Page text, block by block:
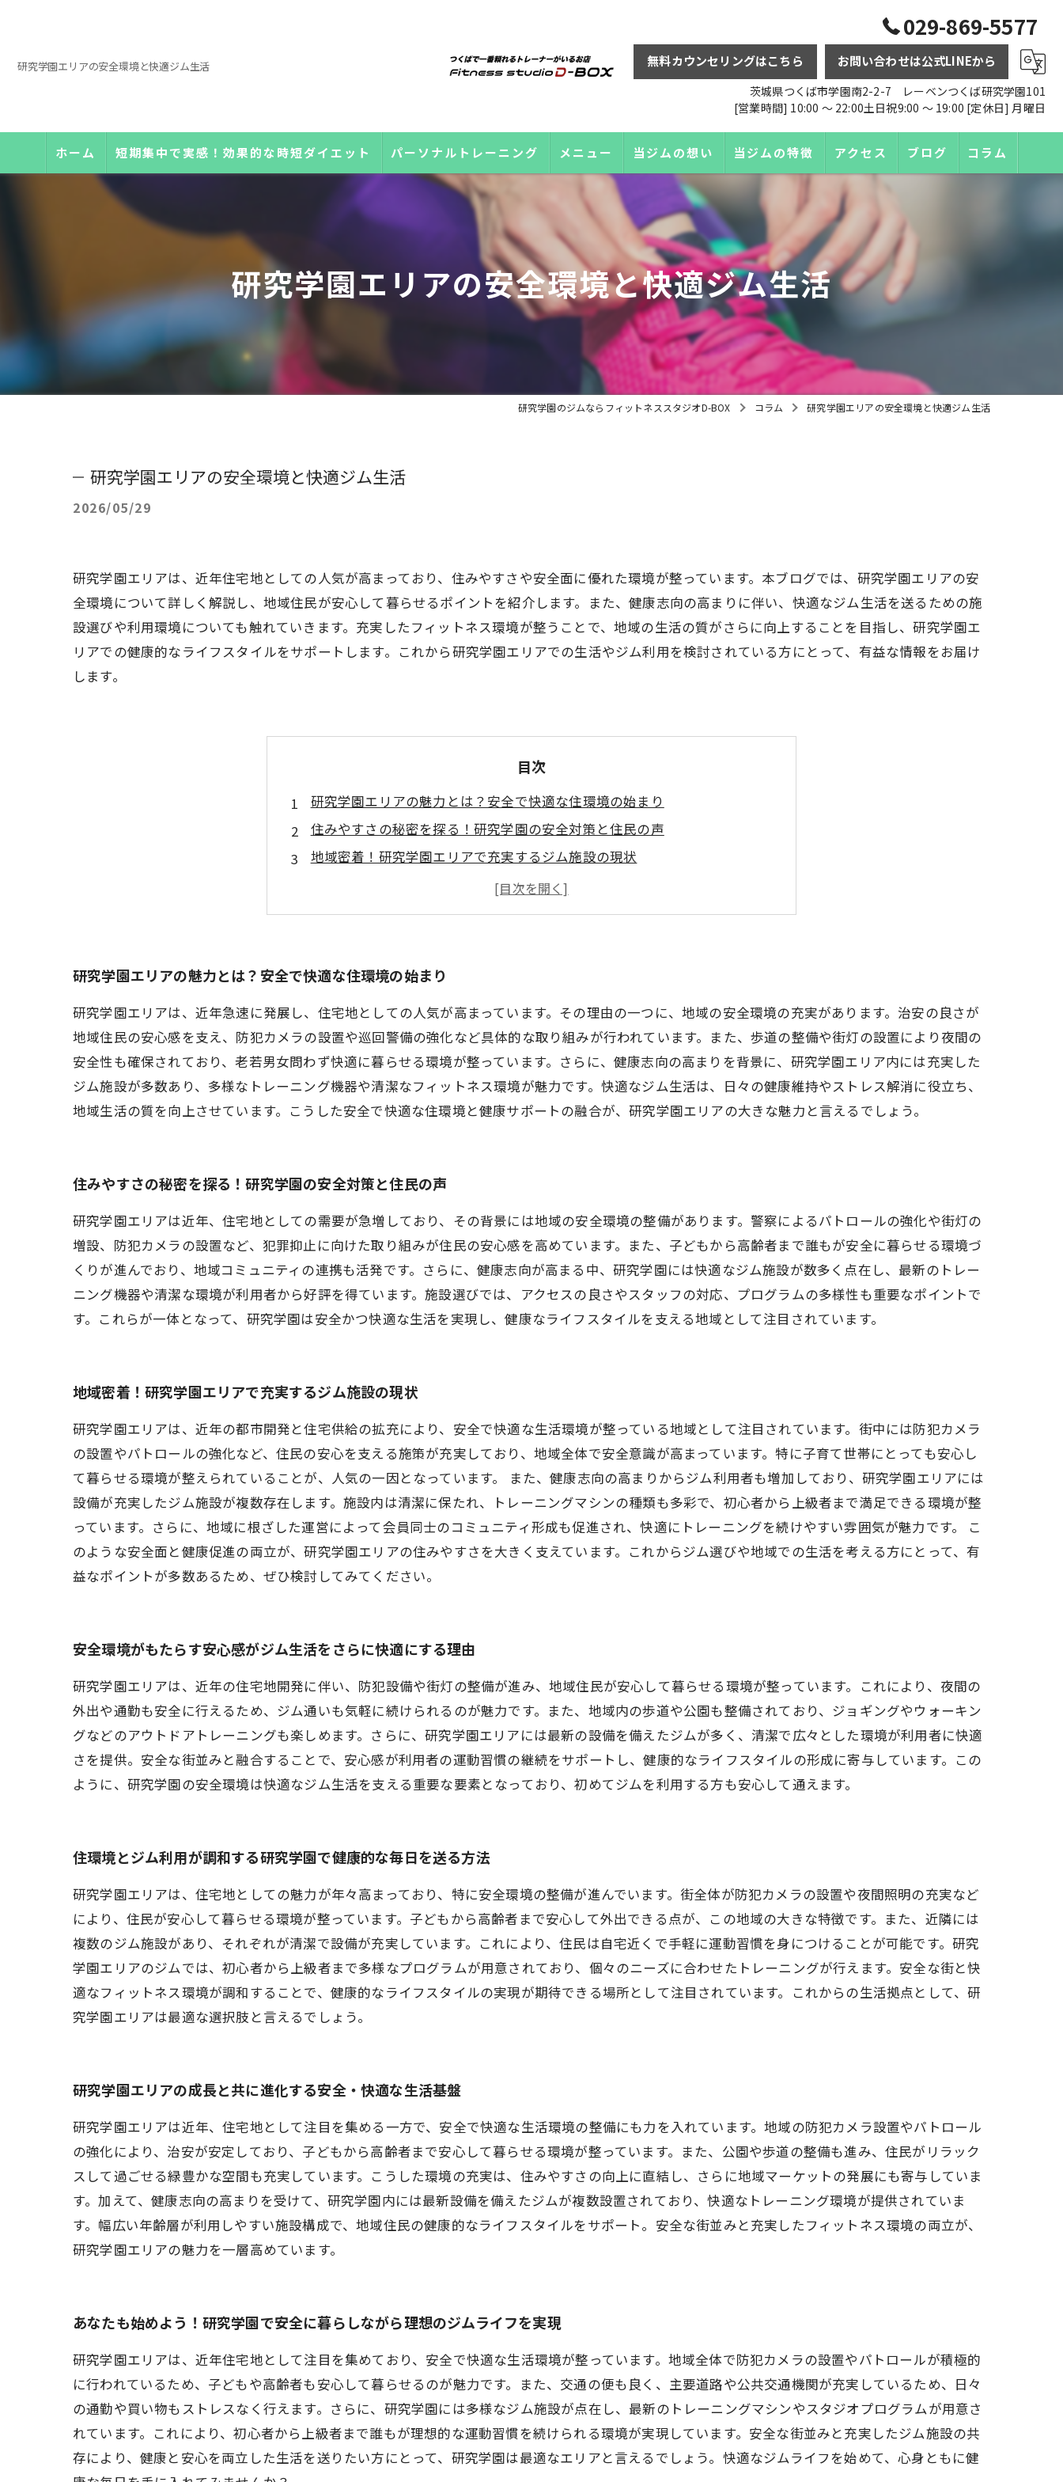
研究学園エリアの安全環境と快適ジム生活
029-869-5577
無料カウンセリングはこちら お問い合わせは公式LINEから
茨城県つくば市学園南2-2-7 レーベンつくば研究学園101
[営業時間] 10:00 〜 22:00土日祝9:00 〜 19:00 [定休日] 月曜日
ホーム 短期集中で実感！効果的な時短ダイエット パーソナルトレーニング メニュー 当ジムの想い 当ジムの特徴
ダイエット
トレーニング
パーソナル
食事
子連れ
アクセス ブログ コラム
研究学園エリアの安全環境と快適ジム生活
研究学園のジムならフィットネススタジオD-BOX コラム 研究学園エリアの安全環境と快適ジム生活
研究学園エリアの安全環境と快適ジム生活
2026/05/29
研究学園エリアは、近年住宅地としての人気が高まっており、住みやすさや安全面に優れた環境が整っています。本ブログでは、研究学園エリアの安
全環境について詳しく解説し、地域住民が安心して暮らせるポイントを紹介します。また、健康志向の高まりに伴い、快適なジム生活を送るための施
設選びや利用環境についても触れていきます。充実したフィットネス環境が整うことで、地域の生活の質がさらに向上することを目指し、研究学園エ
リアでの健康的なライフスタイルをサポートします。これから研究学園エリアでの生活やジム利用を検討されている方にとって、有益な情報をお届け
します。
目次
研究学園エリアの魅力とは？安全で快適な住環境の始まり
住みやすさの秘密を探る！研究学園の安全対策と住民の声
地域密着！研究学園エリアで充実するジム施設の現状
安全環境がもたらす安心感がジム生活をさらに快適にする理由
住環境とジム利用が調和する研究学園で健康的な毎日を送る方法
あなたも始めよう！研究学園で安全に暮らしながら理想のジムライフを実現
研究学園エリアの魅力とは？安全で快適な住環境の始まり
研究学園エリアは、近年急速に発展し、住宅地としての人気が高まっています。その理由の一つに、地域の安全環境の充実があります。治安の良さが
地域住民の安心感を支え、防犯カメラの設置や巡回警備の強化など具体的な取り組みが行われています。また、歩道の整備や街灯の設置により夜間の
安全性も確保されており、老若男女問わず快適に暮らせる環境が整っています。さらに、健康志向の高まりを背景に、研究学園エリア内には充実した
ジム施設が多数あり、多様なトレーニング機器や清潔なフィットネス環境が魅力です。快適なジム生活は、日々の健康維持やストレス解消に役立ち、
地域生活の質を向上させています。こうした安全で快適な住環境と健康サポートの融合が、研究学園エリアの大きな魅力と言えるでしょう。
住みやすさの秘密を探る！研究学園の安全対策と住民の声
研究学園エリアは近年、住宅地としての需要が急増しており、その背景には地域の安全環境の整備があります。警察によるパトロールの強化や街灯の
増設、防犯カメラの設置など、犯罪抑止に向けた取り組みが住民の安心感を高めています。また、子どもから高齢者まで誰もが安全に暮らせる環境づ
くりが進んでおり、地域コミュニティの連携も活発です。さらに、健康志向が高まる中、研究学園には快適なジム施設が数多く点在し、最新のトレー
ニング機器や清潔な環境が利用者から好評を得ています。施設選びでは、アクセスの良さやスタッフの対応、プログラムの多様性も重要なポイントで
す。これらが一体となって、研究学園は安全かつ快適な生活を実現し、健康なライフスタイルを支える地域として注目されています。
地域密着！研究学園エリアで充実するジム施設の現状
研究学園エリアは、近年の都市開発と住宅供給の拡充により、安全で快適な生活環境が整っている地域として注目されています。街中には防犯カメラ
の設置やパトロールの強化など、住民の安心を支える施策が充実しており、地域全体で安全意識が高まっています。特に子育て世帯にとっても安心し
て暮らせる環境が整えられていることが、人気の一因となっています。 また、健康志向の高まりからジム利用者も増加しており、研究学園エリアには
設備が充実したジム施設が複数存在します。施設内は清潔に保たれ、トレーニングマシンの種類も多彩で、初心者から上級者まで満足できる環境が整
っています。さらに、地域に根ざした運営によって会員同士のコミュニティ形成も促進され、快適にトレーニングを続けやすい雰囲気が魅力です。 こ
のような安全面と健康促進の両立が、研究学園エリアの住みやすさを大きく支えています。これからジム選びや地域での生活を考える方にとって、有
益なポイントが多数あるため、ぜひ検討してみてください。
安全環境がもたらす安心感がジム生活をさらに快適にする理由
研究学園エリアは、近年の住宅地開発に伴い、防犯設備や街灯の整備が進み、地域住民が安心して暮らせる環境が整っています。これにより、夜間の
外出や通勤も安全に行えるため、ジム通いも気軽に続けられるのが魅力です。また、地域内の歩道や公園も整備されており、ジョギングやウォーキン
グなどのアウトドアトレーニングも楽しめます。さらに、研究学園エリアには最新の設備を備えたジムが多く、清潔で広々とした環境が利用者に快適
さを提供。安全な街並みと融合することで、安心感が利用者の運動習慣の継続をサポートし、健康的なライフスタイルの形成に寄与しています。この
ように、研究学園の安全環境は快適なジム生活を支える重要な要素となっており、初めてジムを利用する方も安心して通えます。
住環境とジム利用が調和する研究学園で健康的な毎日を送る方法
研究学園エリアは、住宅地としての魅力が年々高まっており、特に安全環境の整備が進んでいます。街全体が防犯カメラの設置や夜間照明の充実など
により、住民が安心して暮らせる環境が整っています。子どもから高齢者まで安心して外出できる点が、この地域の大きな特徴です。また、近隣には
複数のジム施設があり、それぞれが清潔で設備が充実しています。これにより、住民は自宅近くで手軽に運動習慣を身につけることが可能です。研究
学園エリアのジムでは、初心者から上級者まで多様なプログラムが用意されており、個々のニーズに合わせたトレーニングが行えます。安全な街と快
適なフィットネス環境が調和することで、健康的なライフスタイルの実現が期待できる場所として注目されています。これからの生活拠点として、研
究学園エリアは最適な選択肢と言えるでしょう。
研究学園エリアの成長と共に進化する安全・快適な生活基盤
研究学園エリアは近年、住宅地として注目を集める一方で、安全で快適な生活環境の整備にも力を入れています。地域の防犯カメラ設置やパトロール
の強化により、治安が安定しており、子どもから高齢者まで安心して暮らせる環境が整っています。また、公園や歩道の整備も進み、住民がリラック
スして過ごせる緑豊かな空間も充実しています。こうした環境の充実は、住みやすさの向上に直結し、さらに地域マーケットの発展にも寄与していま
す。加えて、健康志向の高まりを受けて、研究学園内には最新設備を備えたジムが複数設置されており、快適なトレーニング環境が提供されていま
す。幅広い年齢層が利用しやすい施設構成で、地域住民の健康的なライフスタイルをサポート。安全な街並みと充実したフィットネス環境の両立が、
研究学園エリアの魅力を一層高めています。
あなたも始めよう！研究学園で安全に暮らしながら理想のジムライフを実現
研究学園エリアは、近年住宅地として注目を集めており、安全で快適な生活環境が整っています。地域全体で防犯カメラの設置やパトロールが積極的
に行われているため、子どもや高齢者も安心して暮らせるのが魅力です。また、交通の便も良く、主要道路や公共交通機関が充実しているため、日々
の通勤や買い物もストレスなく行えます。さらに、研究学園には多様なジム施設が点在し、最新のトレーニングマシンやスタジオプログラムが用意さ
れています。これにより、初心者から上級者まで誰もが理想的な運動習慣を続けられる環境が実現しています。安全な街並みと充実したジム施設の共
存により、健康と安心を両立した生活を送りたい方にとって、研究学園は最適なエリアと言えるでしょう。快適なジムライフを始めて、心身ともに健